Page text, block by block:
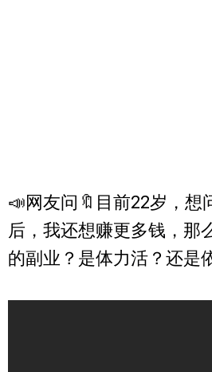
📣网友问🔖目前22岁，想
后，我还想赚更多钱，那
的副业？是体力活？还是